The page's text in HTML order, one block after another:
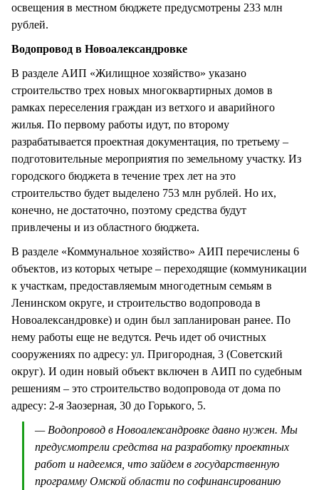
освещения в местном бюджете предусмотрены 233 млн
рублей.
Водопровод в Новоалександровке
В разделе АИП «Жилищное хозяйство» указано
строительство трех новых многоквартирных домов в
рамках переселения граждан из ветхого и аварийного
жилья. По первому работы идут, по второму
разрабатывается проектная документация, по третьему –
подготовительные мероприятия по земельному участку. Из
городского бюджета в течение трех лет на это
строительство будет выделено 753 млн рублей. Но их,
конечно, не достаточно, поэтому средства будут
привлечены и из областного бюджета.
В разделе «Коммунальное хозяйство» АИП перечислены 6
объектов, из которых четыре – переходящие (коммуникации
к участкам, предоставляемым многодетным семьям в
Ленинском округе, и строительство водопровода в
Новоалександровке) и один был запланирован ранее. По
нему работы еще не ведутся. Речь идет об очистных
сооружениях по адресу: ул. Пригородная, 3 (Советский
округ). И один новый объект включен в АИП по судебным
решениям – это строительство водопровода от дома по
адресу: 2-я Заозерная, 30 до Горького, 5.
— Водопровод в Новоалександровке давно нужен. Мы
предусмотрели средства на разработку проектных
работ и надеемся, что зайдем в государственную
программу Омской области по софинансированию